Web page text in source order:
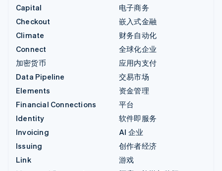
Capital
Checkout
Climate
Connect
加密货币
Data Pipeline
Elements
Financial Connections
Identity
Invoicing
Issuing
Link
电子商务
嵌入式金融
财务自动化
全球化企业
应用内支付
交易市场
资金管理
平台
软件即服务
AI 企业
创作者经济
游戏